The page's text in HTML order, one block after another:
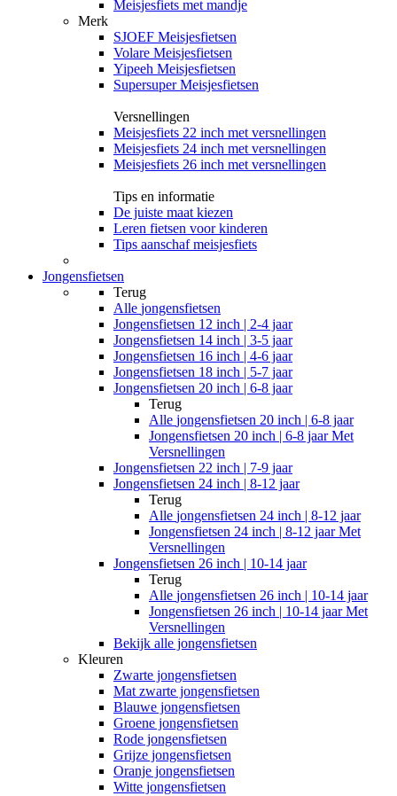
Meisjesfiets met mandje
Merk
SJOEF Meisjesfietsen
Volare Meisjesfietsen
Yipeeh Meisjesfietsen
Supersuper Meisjesfietsen
Versnellingen
Meisjesfiets 22 inch met versnellingen
Meisjesfiets 24 inch met versnellingen
Meisjesfiets 26 inch met versnellingen
Tips en informatie
De juiste maat kiezen
Leren fietsen voor kinderen
Tips aanschaf meisjesfiets
Jongensfietsen
Terug
Alle jongensfietsen
Jongensfietsen 12 inch | 2-4 jaar
Jongensfietsen 14 inch | 3-5 jaar
Jongensfietsen 16 inch | 4-6 jaar
Jongensfietsen 18 inch | 5-7 jaar
Jongensfietsen 20 inch | 6-8 jaar
Terug
Alle jongensfietsen 20 inch | 6-8 jaar
Jongensfietsen 20 inch | 6-8 jaar Met
Versnellingen
Jongensfietsen 22 inch | 7-9 jaar
Jongensfietsen 24 inch | 8-12 jaar
Terug
Alle jongensfietsen 24 inch | 8-12 jaar
Jongensfietsen 24 inch | 8-12 jaar Met
Versnellingen
Jongensfietsen 26 inch | 10-14 jaar
Terug
Alle jongensfietsen 26 inch | 10-14 jaar
Jongensfietsen 26 inch | 10-14 jaar Met
Versnellingen
Bekijk alle jongensfietsen
Kleuren
Zwarte jongensfietsen
Mat zwarte jongensfietsen
Blauwe jongensfietsen
Groene jongensfietsen
Rode jongensfietsen
Grijze jongensfietsen
Oranje jongensfietsen
Witte jongensfietsen